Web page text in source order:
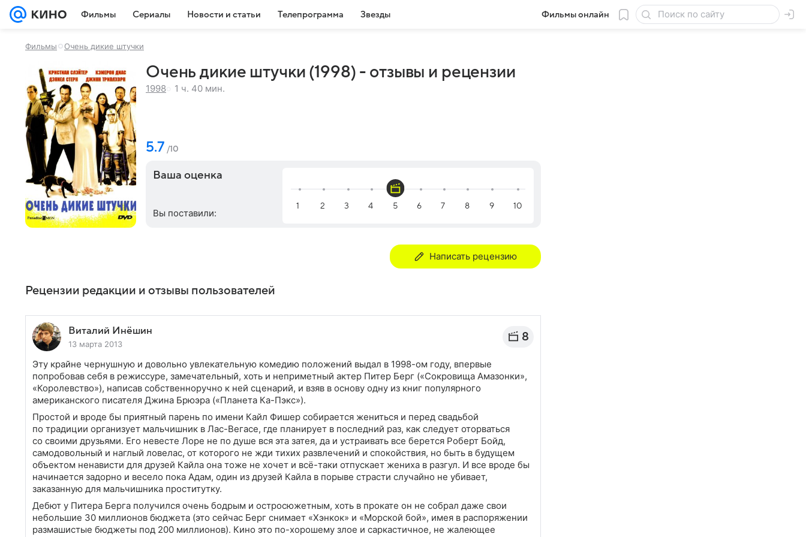
Фильмы Сериалы Новости и статьи Телепрограмма Звезды Фильмы онлайн
Фильмы Очень дикие штучки
Очень дикие штучки (1998) - отзывы и рецензии
1998 1 ч. 40 мин.
5.7 /10
Ваша оценка
Вы поставили:
Написать рецензию
Рецензии редакции и отзывы пользователей
Виталий Инёшин
13 марта 2013
8
Эту крайне чернушную и довольно увлекательную комедию положений выдал в 1998-ом году, впервые
попробовав себя в режиссуре, замечательный, хоть и неприметный актер Питер Берг («Сокровища Амазонки»,
«Королевство»), написав собственноручно к ней сценарий, и взяв в основу одну из книг популярного
американского писателя Джина Брюэра («Планета Ка-Пэкс»).
Простой и вроде бы приятный парень по имени Кайл Фишер собирается жениться и перед свадьбой
по традиции организует мальчишник в Лас-Вегасе, где планирует в последний раз, как следует оторваться
со своими друзьями. Его невесте Лоре не по душе вся эта затея, да и устраивать все берется Роберт Бойд,
самодовольный и наглый ловелас, от которого не жди тихих развлечений и спокойствия, но быть в будущем
объектом ненависти для друзей Кайла она тоже не хочет и всё-таки отпускает жениха в разгул. И все вроде бы
начинается задорно и весело пока Адам, один из друзей Кайла в порыве страсти случайно не убивает,
заказанную для мальчишника проститутку.
Дебют у Питера Берга получился очень бодрым и остросюжетным, хоть в прокате он не собрал даже свои
небольшие 30 миллионов бюджета (это сейчас Берг снимает «Хэнкок» и «Морской бой», имея в распоряжении
размашистые бюджеты под 200 миллионов). Кино это по-хорошему злое и саркастичное, не жалеющее